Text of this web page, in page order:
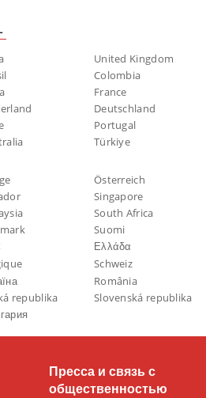
United Kingdom
Colombia
France
Deutschland
Portugal
Türkiye
Österreich
Singapore
South Africa
Suomi
Ελλάδα
Schweiz
România
republika
Slovenská republika
Пресса и связь с
общественностью